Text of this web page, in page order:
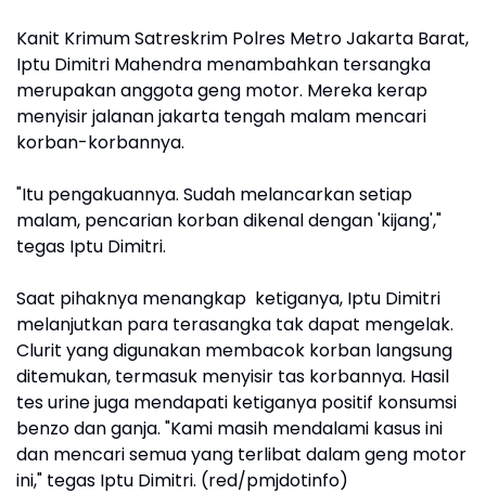
Kanit Krimum Satreskrim Polres Metro Jakarta Barat,
Iptu Dimitri Mahendra menambahkan tersangka
merupakan anggota geng motor. Mereka kerap
menyisir jalanan jakarta tengah malam mencari
korban-korbannya.
"Itu pengakuannya. Sudah melancarkan setiap
malam, pencarian korban dikenal dengan 'kijang',"
tegas Iptu Dimitri.
Saat pihaknya menangkap ketiganya, Iptu Dimitri
melanjutkan para terasangka tak dapat mengelak.
Clurit yang digunakan membacok korban langsung
ditemukan, termasuk menyisir tas korbannya. Hasil
tes urine juga mendapati ketiganya positif konsumsi
benzo dan ganja. "Kami masih mendalami kasus ini
dan mencari semua yang terlibat dalam geng motor
ini," tegas Iptu Dimitri. (red/pmjdotinfo)